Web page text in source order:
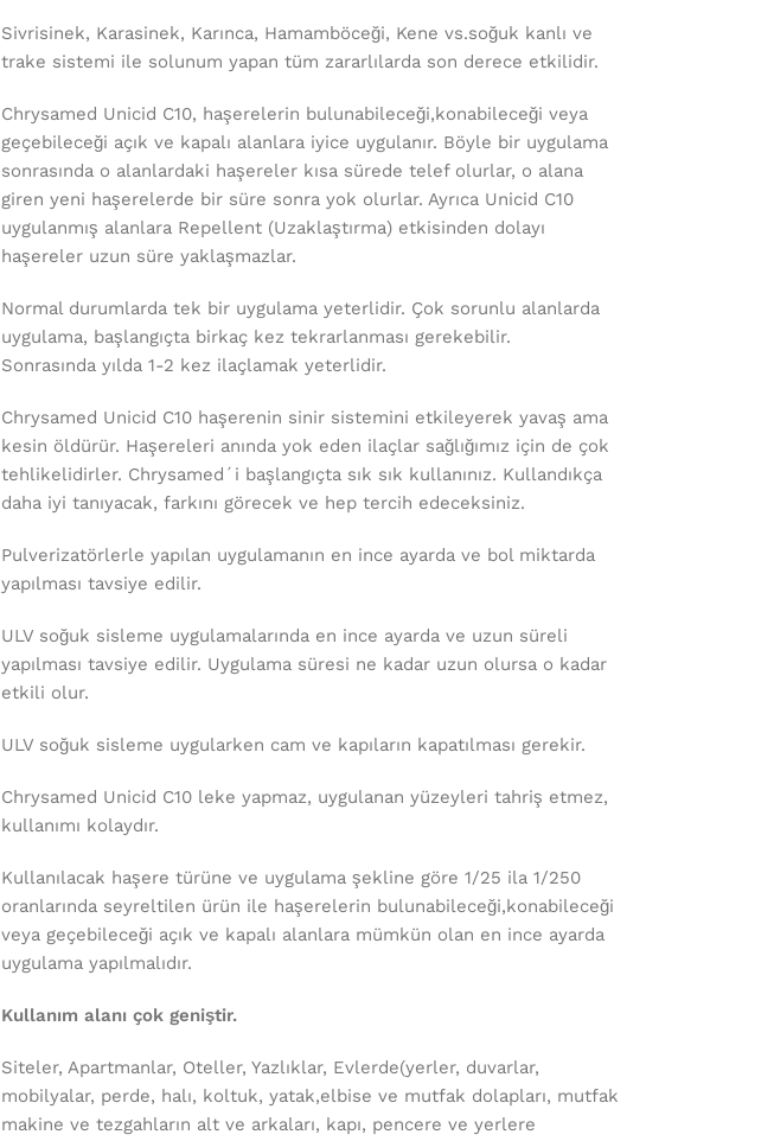
Sivrisinek, Karasinek, Karınca, Hamamböceği, Kene vs.soğuk kanlı ve
trake sistemi ile solunum yapan tüm zararlılarda son derece etkilidir.
Chrysamed Unicid C10, haşerelerin bulunabileceği,konabileceği veya
geçebileceği açık ve kapalı alanlara iyice uygulanır. Böyle bir uygulama
sonrasında o alanlardaki haşereler kısa sürede telef olurlar, o alana
giren yeni haşerelerde bir süre sonra yok olurlar. Ayrıca Unicid C10
uygulanmış alanlara Repellent (Uzaklaştırma) etkisinden dolayı
haşereler uzun süre yaklaşmazlar.
Normal durumlarda tek bir uygulama yeterlidir. Çok sorunlu alanlarda
uygulama, başlangıçta birkaç kez tekrarlanması gerekebilir.
Sonrasında yılda 1-2 kez ilaçlamak yeterlidir.
Chrysamed Unicid C10 haşerenin sinir sistemini etkileyerek yavaş ama
kesin öldürür. Haşereleri anında yok eden ilaçlar sağlığımız için de çok
tehlikelidirler. Chrysamed´i başlangıçta sık sık kullanınız. Kullandıkça
daha iyi tanıyacak, farkını görecek ve hep tercih edeceksiniz.
Pulverizatörlerle yapılan uygulamanın en ince ayarda ve bol miktarda
yapılması tavsiye edilir.
ULV soğuk sisleme uygulamalarında en ince ayarda ve uzun süreli
yapılması tavsiye edilir. Uygulama süresi ne kadar uzun olursa o kadar
etkili olur.
ULV soğuk sisleme uygularken cam ve kapıların kapatılması gerekir.
Chrysamed Unicid C10 leke yapmaz, uygulanan yüzeyleri tahriş etmez,
kullanımı kolaydır.
Kullanılacak haşere türüne ve uygulama şekline göre 1/25 ila 1/250
oranlarında seyreltilen ürün ile haşerelerin bulunabileceği,konabileceği
veya geçebileceği açık ve kapalı alanlara mümkün olan en ince ayarda
uygulama yapılmalıdır.
Kullanım alanı çok geniştir.
Siteler, Apartmanlar, Oteller, Yazlıklar, Evlerde(yerler, duvarlar,
mobilyalar, perde, halı, koltuk, yatak,elbise ve mutfak dolapları, mutfak
makine ve tezgahların alt ve arkaları, kapı, pencere ve yerlere